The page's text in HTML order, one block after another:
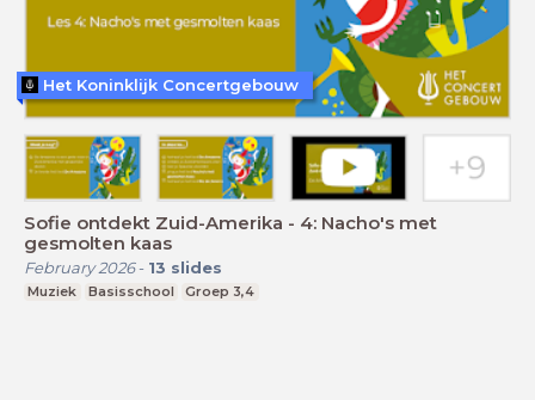
Sofie ontdekt Zuid-Amerika - 4: Nacho's met
gesmolten kaas
February 2026- 13 slides
Muziek Basisschool Groep 3,4
Het Koninklijk Concertgebouw